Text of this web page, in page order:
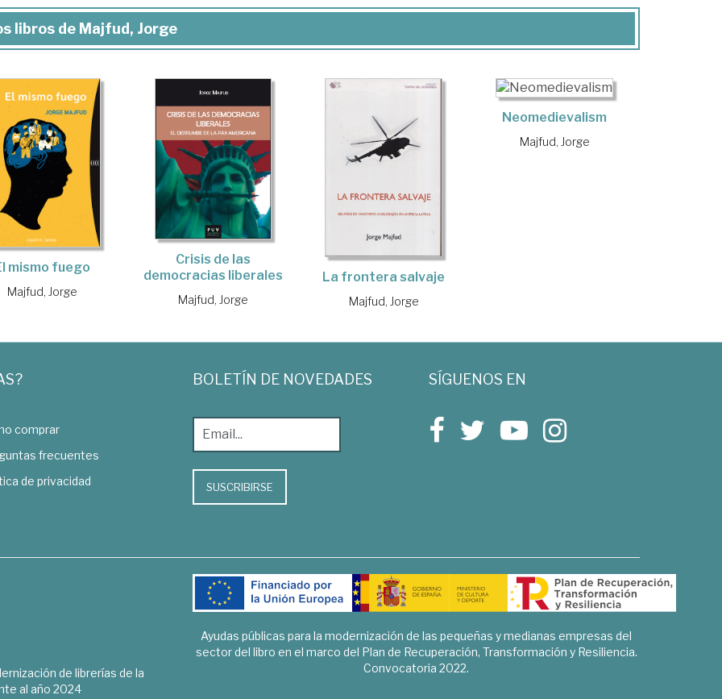
libros de Majfud, Jorge
mismo fuego
Majfud, Jorge
Crisis de las
democracias liberales
Majfud, Jorge
La frontera salvaje
Majfud, Jorge
Neomedievalism
Majfud, Jorge
comprar
frecuentes
de privacidad
BOLETÍN DE NOVEDADES
SUSCRIBIRSE
SÍGUENOS EN
de librerías de la
al año 2024
Ayudas públicas para la modernización de las pequeñas y medianas empresas del
sector del libro en el marco del Plan de Recuperación, Transformación y Resiliencia.
Convocatoria 2022.